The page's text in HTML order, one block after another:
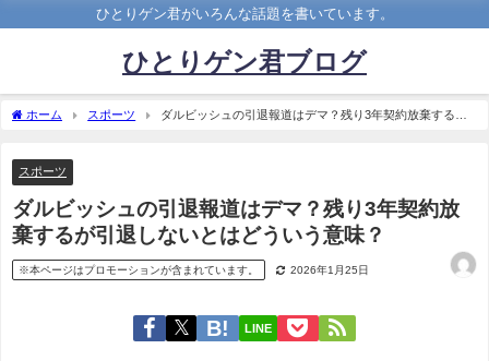
ひとりゲン君がいろんな話題を書いています。
ひとりゲン君ブログ
ホーム スポーツ
ダルビッシュの引退報道はデマ？残り3年契約放棄するが
スポーツ
ダルビッシュの引退報道はデマ？残り3年契約放
棄するが引退しないとはどういう意味？
※本ページはプロモーションが含まれています。 2026年1月25日
LINE